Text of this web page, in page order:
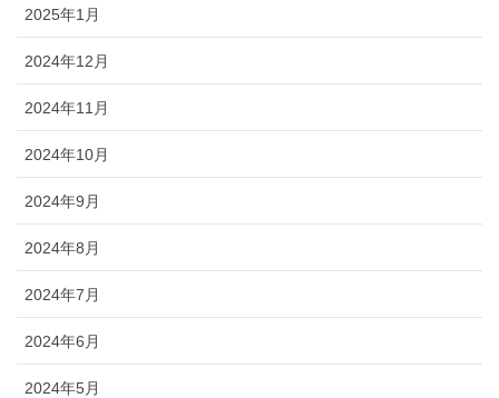
2025年1月
2024年12月
2024年11月
2024年10月
2024年9月
2024年8月
2024年7月
2024年6月
2024年5月